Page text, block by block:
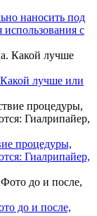
наносить под
с
Какой лучше или
процедуры,
Гиалрипайер,
до и после,